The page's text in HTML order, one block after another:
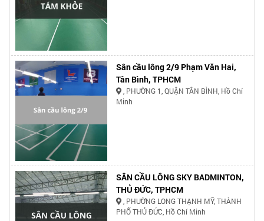
Sân cầu lông 2/9 Phạm Văn Hai,
Tân Bình, TPHCM
, PHƯỜNG 1, QUẬN TÂN BÌNH, Hồ Chí
Minh
SÂN CẦU LÔNG SKY BADMINTON,
THỦ ĐỨC, TPHCM
, PHƯỜNG LONG THẠNH MỸ, THÀNH
PHỐ THỦ ĐỨC, Hồ Chí Minh